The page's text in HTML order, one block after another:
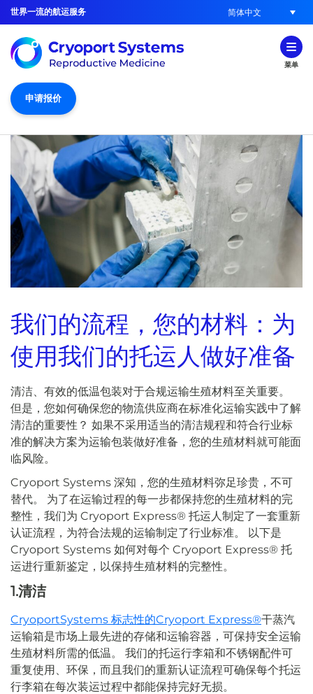
世界一流的航运服务 简体中文
菜单
申请报价
我们的流程，您的材料：为
使用我们的托运人做好准备
清洁、有效的低温包装对于合规运输生殖材料至关重要。
但是，您如何确保您的物流供应商在标准化运输实践中了解
清洁的重要性？ 如果不采用适当的清洁规程和符合行业标
准的解决方案为运输包装做好准备，您的生殖材料就可能面
临风险。
Cryoport Systems 深知，您的生殖材料弥足珍贵，不可
替代。 为了在运输过程的每一步都保持您的生殖材料的完
整性，我们为 Cryoport Express® 托运人制定了一套重新
认证流程，为符合法规的运输制定了行业标准。 以下是
Cryoport Systems 如何对每个 Cryoport Express® 托
运进行重新鉴定，以保持生殖材料的完整性。
1.清洁
CryoportSystems 标志性的Cryoport Express®干蒸汽
运输箱是市场上最先进的存储和运输容器，可保持安全运输
生殖材料所需的低温。 我们的托运行李箱和不锈钢配件可
重复使用、环保，而且我们的重新认证流程可确保每个托运
行李箱在每次装运过程中都能保持完好无损。